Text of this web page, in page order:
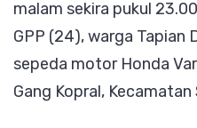
malam sekira pukul
GPP (24), warga Tapian
sepeda motor Honda
Gang Kopral,